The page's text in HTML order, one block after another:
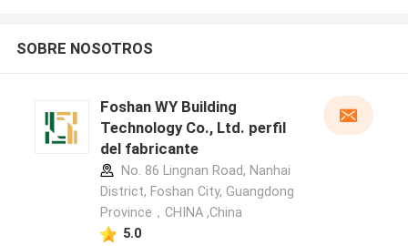
SOBRE NOSOTROS
Foshan WY Building
Technology Co., Ltd. perfil
del fabricante
No. 86 Lingnan Road, Nanhai
District, Foshan City, Guangdong
Province，CHINA ,China
5.0